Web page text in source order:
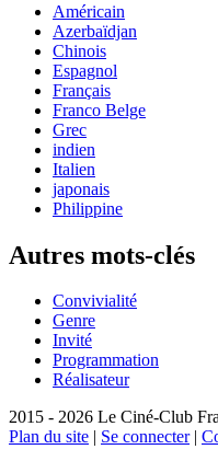
Américain
Azerbaïdjan
Chinois
Espagnol
Français
Franco Belge
Grec
indien
Italien
japonais
Philippine
Autres mots-clés
Convivialité
Genre
Invité
Programmation
Réalisateur
2015 - 2026 Le Ciné-Club
Plan du site | Se connecter|